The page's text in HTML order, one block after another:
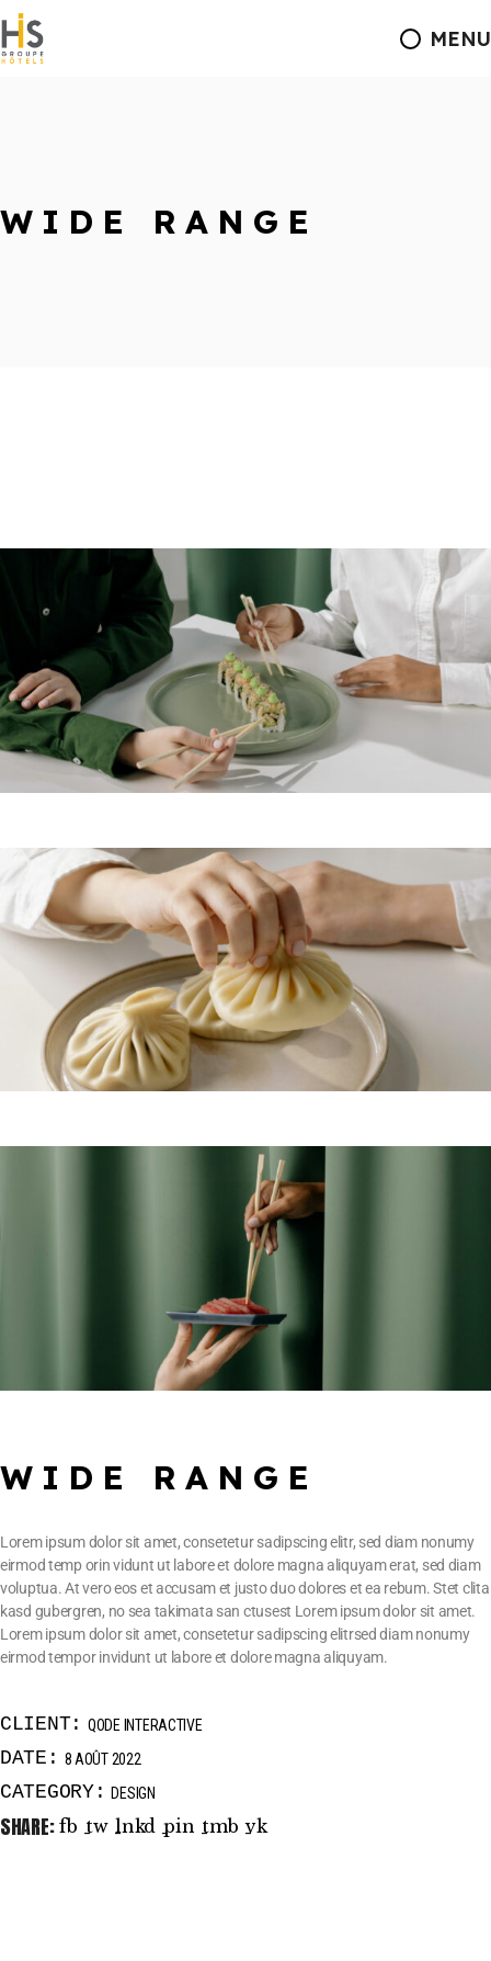
MENU
WIDE RANGE
WIDE RANGE
Lorem ipsum dolor sit amet, consetetur sadipscing elitr, sed diam nonumy
eirmod temp orin vidunt ut labore et dolore magna aliquyam erat, sed diam
voluptua. At vero eos et accusam et justo duo dolores et ea rebum. Stet clita
kasd gubergren, no sea takimata san ctusest Lorem ipsum dolor sit amet.
Lorem ipsum dolor sit amet, consetetur sadipscing elitrsed diam nonumy
eirmod tempor invidunt ut labore et dolore magna aliquyam.
CLIENT: QODE INTERACTIVE
DATE: 8 AOÛT 2022
CATEGORY: DESIGN
SHARE: fb tw lnkd pin tmb vk